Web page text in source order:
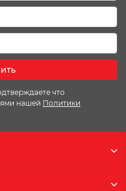
что
нашей Политики